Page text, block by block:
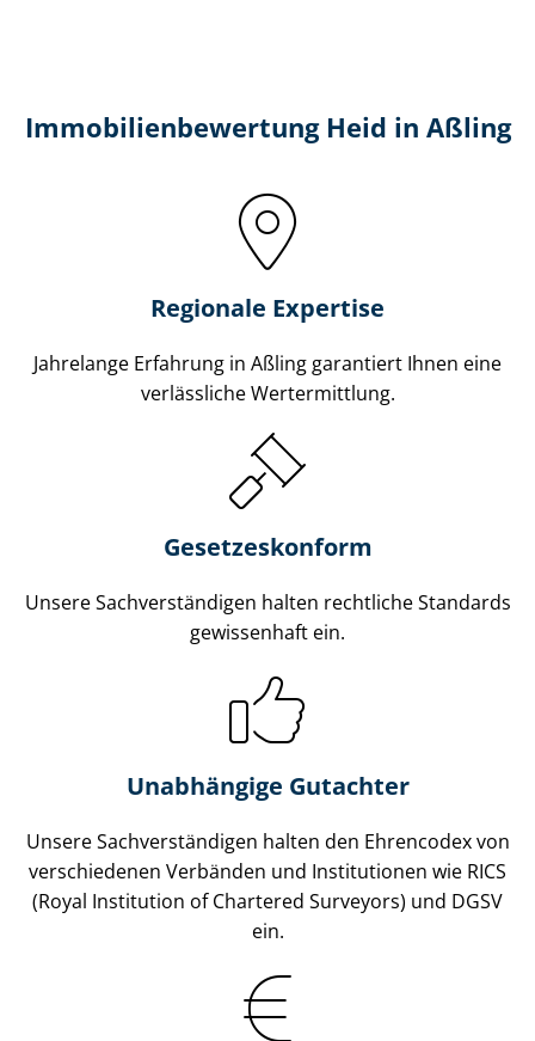
Immobilien­bewertung Heid in Aßling
Regionale Expertise
Jahrelange Erfahrung in Aßling garantiert Ihnen eine
verlässliche Wertermittlung.
Gesetzes­konform
Unsere Sach­ver­stän­di­gen halten rechtliche Standards
gewissenhaft ein.
Unabhängige Gutachter
Unsere Sach­ver­stän­di­gen halten den Ehrencodex von
verschiedenen Verbänden und Institutionen wie RICS
(Royal Institution of Chartered Surveyors) und DGSV
ein.